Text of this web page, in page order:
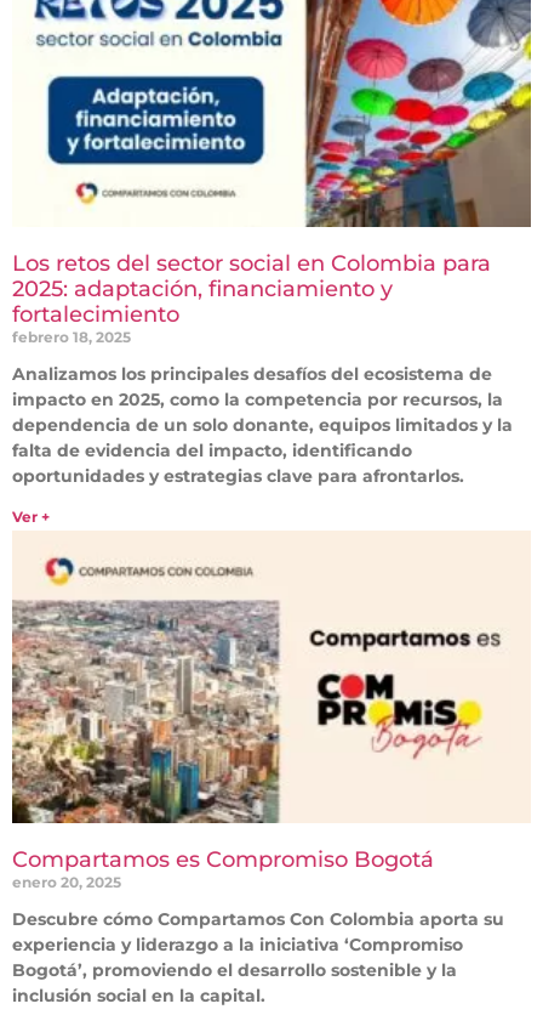
Los retos del sector social en Colombia para
2025: adaptación, financiamiento y
fortalecimiento
febrero 18, 2025
Analizamos los principales desafíos del ecosistema de
impacto en 2025, como la competencia por recursos, la
dependencia de un solo donante, equipos limitados y la
falta de evidencia del impacto, identificando
oportunidades y estrategias clave para afrontarlos.
Ver +
Compartamos es Compromiso Bogotá
enero 20, 2025
Descubre cómo Compartamos Con Colombia aporta su
experiencia y liderazgo a la iniciativa ‘Compromiso
Bogotá’, promoviendo el desarrollo sostenible y la
inclusión social en la capital.